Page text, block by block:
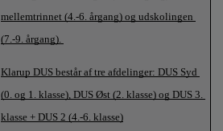
mellemtrinnet (4.-6. årgang) og udskolingen
(7.-9. årgang).
Klarup DUS består af tre afdelinger: DUS Syd
(0. og 1. klasse), DUS Øst (2. klasse) og DUS 3.
klasse + DUS 2 (4.-6. klasse)